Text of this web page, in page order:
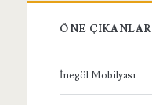
ÖNE ÇIKANLAR
İnegöl Mobilyası